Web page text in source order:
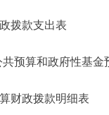
拨款支出表
算和政府性基金
政拨款明细表